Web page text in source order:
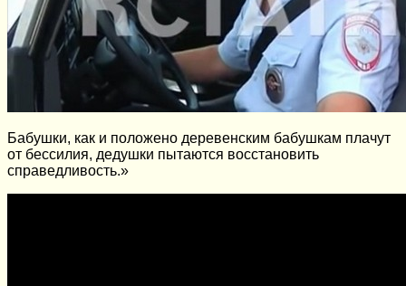
Бабушки, как и положено деревенским бабушкам плачут
от бессилия, дедушки пытаются восстановить
справедливость.»